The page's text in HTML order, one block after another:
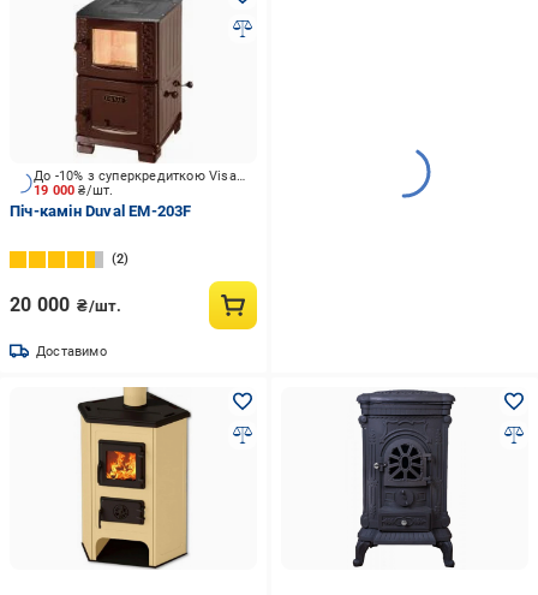
19 000₴/шт.
До -10% з суперкредиткою Visa Вигода
Піч-камін Duval EM-203F
2
20 000 ₴/шт.
Доставимо